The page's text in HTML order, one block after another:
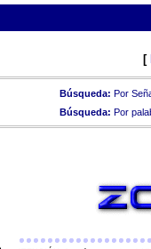
[
Búsqueda: Por
Búsqueda: Por